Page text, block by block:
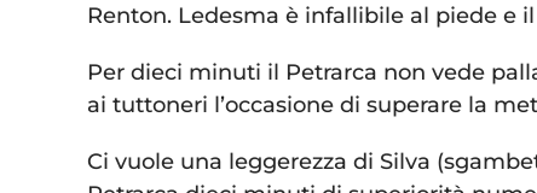
Renton. Ledesma è infallibile al piede e
Per dieci minuti il Petrarca non vede
ai tuttoneri l’occasione di superare la
Ci vuole una leggerezza di Silva